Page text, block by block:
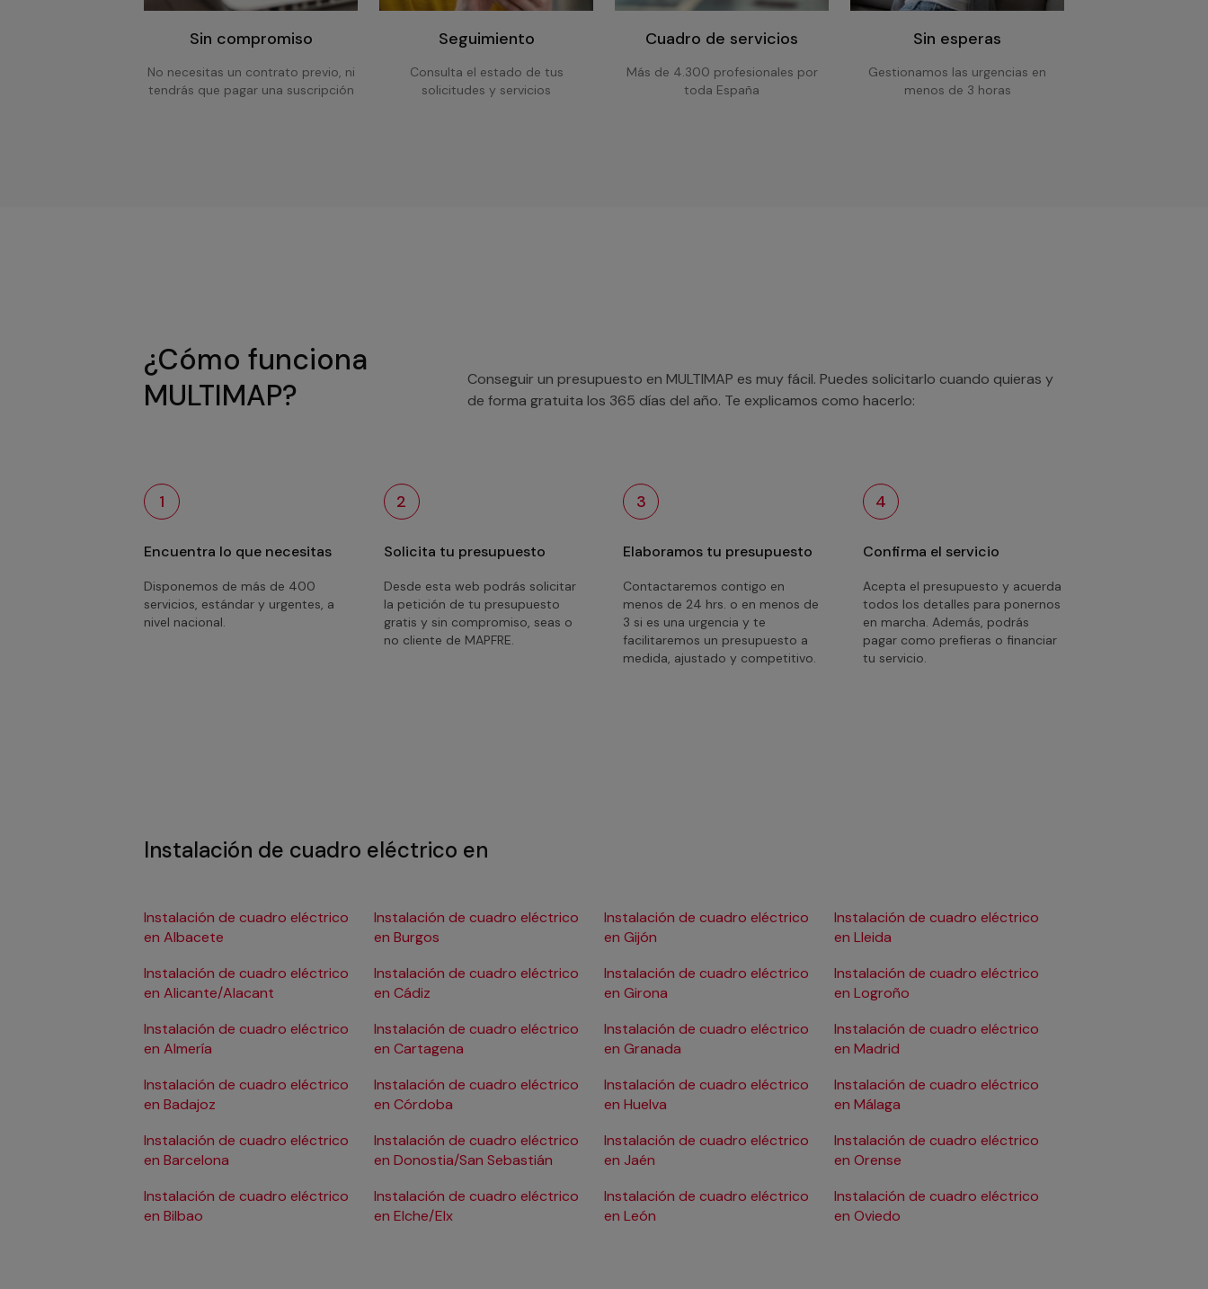
Sin compromiso
No necesitas un contrato previo, ni
tendrás que pagar una suscripción
Seguimiento
Consulta el estado de tus
solicitudes y servicios
Cuadro de servicios
Más de 4.300 profesionales por
toda España
Sin esperas
Gestionamos las urgencias en
menos de 3 horas
¿Cómo funciona
MULTIMAP?
Conseguir un presupuesto en MULTIMAP es muy fácil. Puedes solicitarlo cuando quieras y
de forma gratuita los 365 días del año. Te explicamos como hacerlo:
1
Encuentra lo que necesitas
Disponemos de más de 400
servicios, estándar y urgentes, a
nivel nacional.
2
Solicita tu presupuesto
Desde esta web podrás solicitar
la petición de tu presupuesto
gratis y sin compromiso, seas o
no cliente de MAPFRE.
3
Elaboramos tu presupuesto
Contactaremos contigo en
menos de 24 hrs. o en menos de
3 si es una urgencia y te
facilitaremos un presupuesto a
medida, ajustado y competitivo.
4
Confirma el servicio
Acepta el presupuesto y acuerda
todos los detalles para ponernos
en marcha. Además, podrás
pagar como prefieras o financiar
tu servicio.
Instalación de cuadro eléctrico en
Instalación de cuadro eléctrico
en Albacete
Instalación de cuadro eléctrico
en Alicante/Alacant
Instalación de cuadro eléctrico
en Almería
Instalación de cuadro eléctrico
en Badajoz
Instalación de cuadro eléctrico
en Barcelona
Instalación de cuadro eléctrico
en Bilbao
Instalación de cuadro eléctrico
en Burgos
Instalación de cuadro eléctrico
en Cádiz
Instalación de cuadro eléctrico
en Cartagena
Instalación de cuadro eléctrico
en Córdoba
Instalación de cuadro eléctrico
en Donostia/San Sebastián
Instalación de cuadro eléctrico
en Elche/Elx
Instalación de cuadro eléctrico
en Gijón
Instalación de cuadro eléctrico
en Girona
Instalación de cuadro eléctrico
en Granada
Instalación de cuadro eléctrico
en Huelva
Instalación de cuadro eléctrico
en Jaén
Instalación de cuadro eléctrico
en León
Instalación de cuadro eléctrico
en Lleida
Instalación de cuadro eléctrico
en Logroño
Instalación de cuadro eléctrico
en Madrid
Instalación de cuadro eléctrico
en Málaga
Instalación de cuadro eléctrico
en Orense
Instalación de cuadro eléctrico
en Oviedo